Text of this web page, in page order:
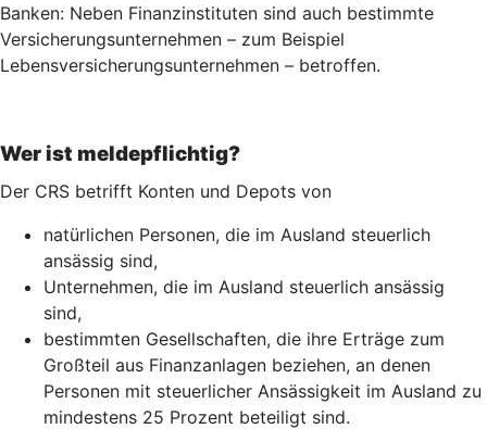
Banken: Neben Finanzinstituten sind auch bestimmte
Versicherungsunternehmen – zum Beispiel
Lebensversicherungs­unternehmen – betroffen.
Wer ist meldepflichtig?
Der CRS betrifft Konten und Depots von
natürlichen Personen, die im Ausland steuerlich
ansässig sind,
Unternehmen, die im Ausland steuerlich ansässig
sind,
bestimmten Gesellschaften, die ihre Erträge zum
Großteil aus Finanzanlagen beziehen, an denen
Personen mit steuerlicher Ansässigkeit im Ausland zu
mindestens 25 Prozent beteiligt sind.